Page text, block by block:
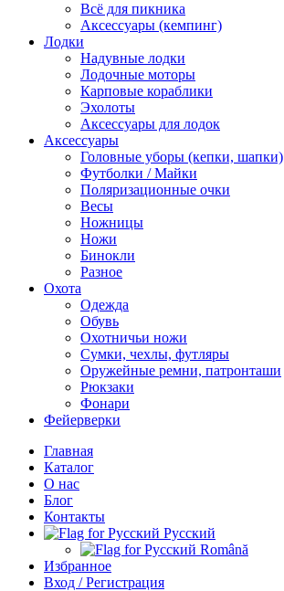
Всё для пикника
Аксессуары (кемпинг)
Лодки
Надувные лодки
Лодочные моторы
Карповые кораблики
Эхолоты
Аксессуары для лодок
Аксессуары
Головные уборы (кепки, шапки)
Футболки / Майки
Поляризационные очки
Весы
Ножницы
Ножи
Бинокли
Разное
Охота
Одежда
Обувь
Охотничьи ножи
Сумки, чехлы, футляры
Оружейные ремни, патронташи
Рюкзаки
Фонари
Фейерверки
Главная
Каталог
О нас
Блог
Контакты
Русский
Română
Избранное
Вход / Регистрация